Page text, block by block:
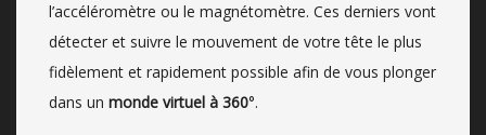
l’accéléromètre ou le magnétomètre. Ces derniers vont
détecter et suivre le mouvement de votre tête le plus
fidèlement et rapidement possible afin de vous plonger
dans un monde virtuel à 360°.